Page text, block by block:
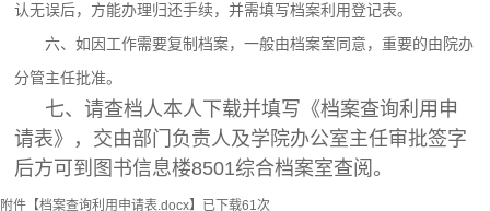
认无误后，方能办理归还手续，并需填写档案利用登记表。
六、如因工作需要复制档案，一般由档案室同意，重要的由院办
分管主任批准。
七、请查档人本人下载并填写《档案查询利用申
请表》，交由部门负责人及学院办公室主任审批签字
后方可到图书信息楼8501综合档案室查阅。
附件【档案查询利用申请表.docx】已下载61次